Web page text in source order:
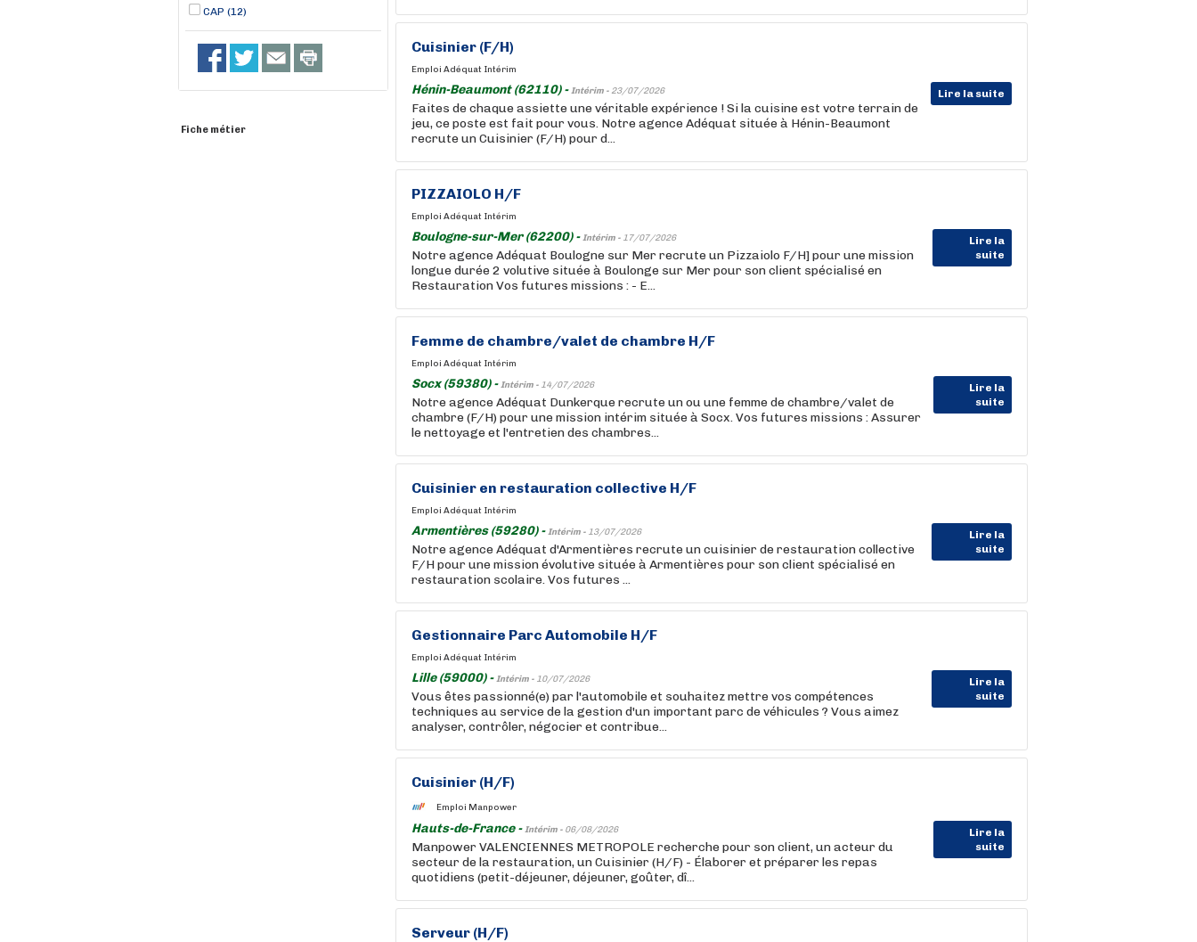
CAP (12)
Fiche métier
Cuisinier (F/H)
Emploi Adéquat Intérim
Hénin-Beaumont (62110) -Intérim - 23/07/2026 Lire la suite
Faites de chaque assiette une véritable expérience ! Si la cuisine est votre terrain de
jeu, ce poste est fait pour vous. Notre agence Adéquat située à Hénin-Beaumont
recrute un Cuisinier (F/H) pour d...
PIZZAIOLO H/F
Emploi Adéquat Intérim
Boulogne-sur-Mer (62200) -Intérim - 17/07/2026
Lire la
suite
Notre agence Adéquat Boulogne sur Mer recrute un Pizzaiolo F/H] pour une mission
longue durée 2 volutive située à Boulonge sur Mer pour son client spécialisé en
Restauration Vos futures missions : - E...
Femme de chambre/valet de chambre H/F
Emploi Adéquat Intérim
Socx (59380) -Intérim - 14/07/2026
Lire la
suite
Notre agence Adéquat Dunkerque recrute un ou une femme de chambre/valet de
chambre (F/H) pour une mission intérim située à Socx. Vos futures missions : Assurer
le nettoyage et l'entretien des chambres...
Cuisinier en restauration collective H/F
Emploi Adéquat Intérim
Armentières (59280) -Intérim - 13/07/2026
Lire la
suite
Notre agence Adéquat d'Armentières recrute un cuisinier de restauration collective
F/H pour une mission évolutive située à Armentières pour son client spécialisé en
restauration scolaire. Vos futures ...
Gestionnaire Parc Automobile H/F
Emploi Adéquat Intérim
Lille (59000) -Intérim - 10/07/2026
Lire la
suite
Vous êtes passionné(e) par l'automobile et souhaitez mettre vos compétences
techniques au service de la gestion d'un important parc de véhicules ? Vous aimez
analyser, contrôler, négocier et contribue...
Cuisinier (H/F)
Emploi Manpower
Hauts-de-France -Intérim - 06/08/2026
Lire la
suite
Manpower VALENCIENNES METROPOLE recherche pour son client, un acteur du
secteur de la restauration, un Cuisinier (H/F) - Élaborer et préparer les repas
quotidiens (petit-déjeuner, déjeuner, goûter, dî...
Serveur (H/F)